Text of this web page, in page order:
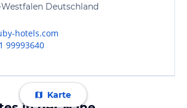
Deutschland
hotels.com
99993640
Karte